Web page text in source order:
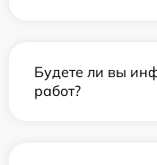
Будете ли вы
работ?